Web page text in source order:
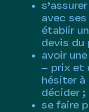
avec
établir
devis du
avoir
– prix et
hésiter à
décider ;
se faire